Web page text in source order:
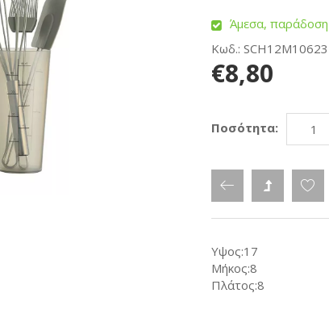
Άμεσα,
Κωδ.: SCH12M10623
€8,80
Ποσότητα:
Υψος:17
Μήκος:8
Πλάτος:8